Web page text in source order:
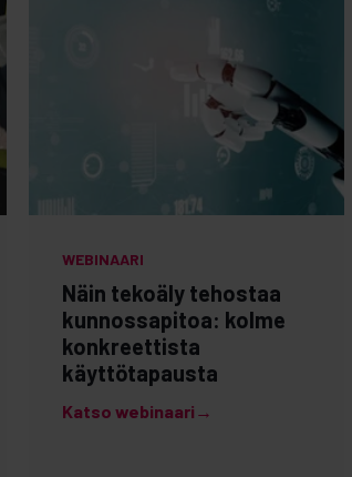
WEBINAARI
Näin tekoäly tehostaa
kunnossapitoa: kolme
konkreettista
käyttötapausta
Katso webinaari→